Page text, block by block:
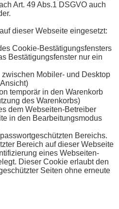
Art. 49 Abs.1 DSGVO auch
dieser Webseite eingesetzt:
Cookie-Bestätigungsfensters
Bestätigungsfenster nur ein
Mobiler- und Desktop
temporär in den Warenkorb
des Warenkorbs)
dem Webseiten-Betreiber
in den Bearbeitungsmodus
Bereichs.
Bereich auf dieser Webseite
eines Webseiten-
Dieser Cookie erlaubt den
Seiten ohne erneute